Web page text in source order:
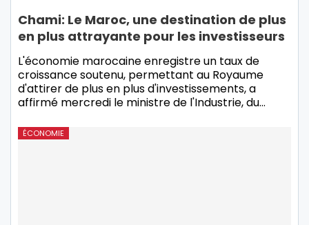
Chami: Le Maroc, une destination de plus
en plus attrayante pour les investisseurs
L'économie marocaine enregistre un taux de
croissance soutenu, permettant au Royaume
d'attirer de plus en plus d'investissements, a
affirmé mercredi le ministre de l'Industrie, du…
ÉCONOMIE